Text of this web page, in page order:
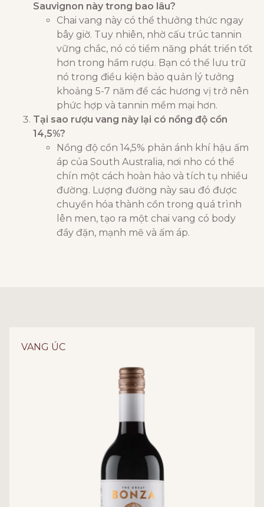
Sauvignon này trong bao lâu?
Chai vang này có thể thưởng thức ngay
bây giờ. Tuy nhiên, nhờ cấu trúc tannin
vững chắc, nó có tiềm năng phát triển tốt
hơn trong hầm rượu. Bạn có thể lưu trữ
nó trong điều kiện bảo quản lý tưởng
khoảng 5-7 năm để các hương vị trở nên
phức hợp và tannin mềm mại hơn.
Tại sao rượu vang này lại có nồng độ cồn
14,5%?
Nồng độ cồn 14,5% phản ánh khí hậu ấm
áp của South Australia, nơi nho có thể
chín một cách hoàn hảo và tích tụ nhiều
đường. Lượng đường này sau đó được
chuyển hóa thành cồn trong quá trình
lên men, tạo ra một chai vang có body
đầy đặn, mạnh mẽ và ấm áp.
VANG ÚC